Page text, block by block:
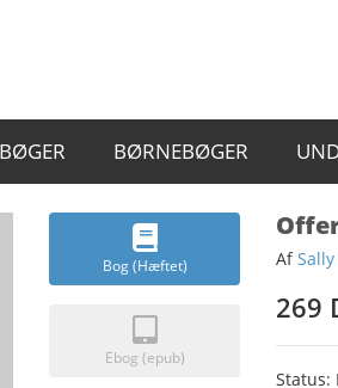
BØRNEBØGER
Bog (Hæftet)
Ebog (epub)
Af
269
Status: